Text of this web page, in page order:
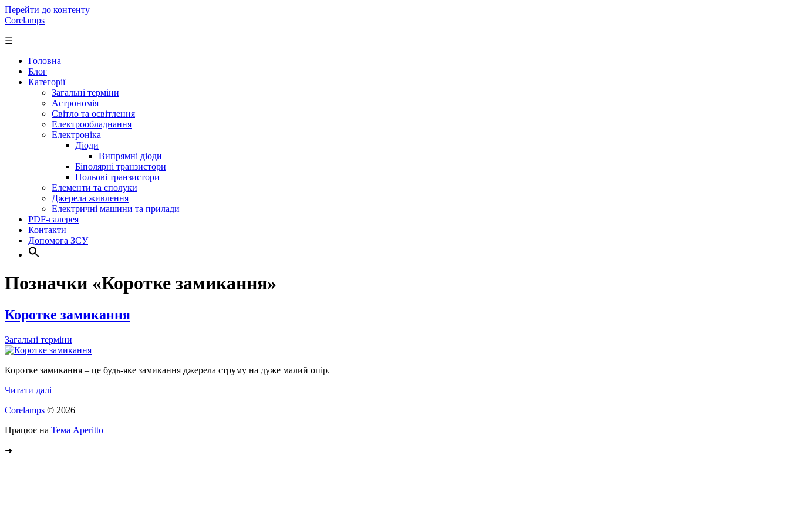
Перейти до контенту
Corelamps
☰
Головна
Блог
Категорії
Загальні терміни
Астрономія
Світло та освітлення
Електрообладнання
Електроніка
Діоди
Випрямні діоди
Біполярні транзистори
Польові транзистори
Елементи та сполуки
Джерела живлення
Електричні машини та прилади
PDF-галерея
Контакти
Допомога ЗСУ
Позначки «Коротке замикання»
Коротке замикання
Загальні терміни
Коротке замикання – це будь-яке замикання джерела струму на дуже малий опір.
Читати далі
Corelamps © 2026
Працює на Тема Aperitto
➜